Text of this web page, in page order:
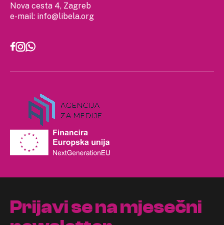
Nova cesta 4, Zagreb
e-mail: info@libela.org
Prijavi se na mjesečni